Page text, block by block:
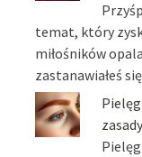
temat, który
miłośników
zastanawiałeś